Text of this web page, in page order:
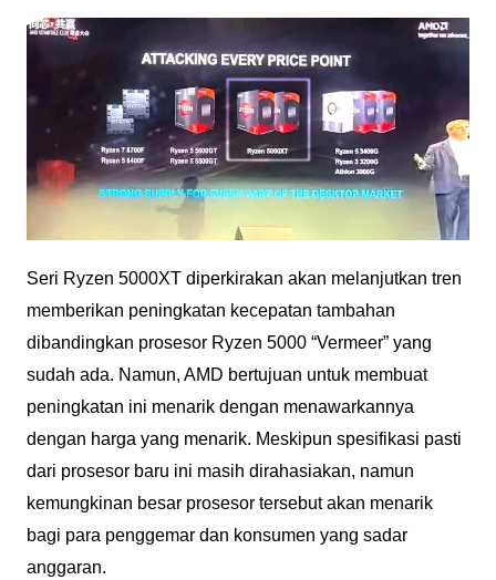
Seri Ryzen 5000XT diperkirakan akan melanjutkan tren
memberikan peningkatan kecepatan tambahan
dibandingkan prosesor Ryzen 5000 “Vermeer” yang
sudah ada. Namun, AMD bertujuan untuk membuat
peningkatan ini menarik dengan menawarkannya
dengan harga yang menarik. Meskipun spesifikasi pasti
dari prosesor baru ini masih dirahasiakan, namun
kemungkinan besar prosesor tersebut akan menarik
bagi para penggemar dan konsumen yang sadar
anggaran.